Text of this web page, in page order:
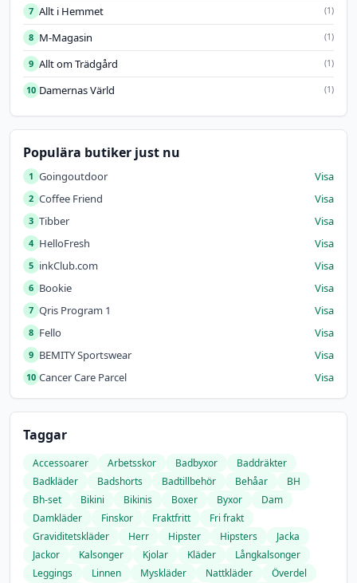
7 Allt i Hemmet (1)
8 M-Magasin (1)
9 Allt om Trädgård (1)
10 Damernas Värld (1)
Populära butiker just nu
1 Goingoutdoor Visa
2 Coffee Friend Visa
3 Tibber Visa
4 HelloFresh Visa
5 inkClub.com Visa
6 Bookie Visa
7 Qris Program 1 Visa
8 Fello Visa
9 BEMITY Sportswear Visa
10 Cancer Care Parcel Visa
Taggar
Accessoarer Arbetsskor Badbyxor
Baddräkter
Badkläder
Badshorts Badtillbehör Behåar
BH
Bh-set
Bikini Bikinis Boxer Byxor
Dam
Damkläder
Finskor Fraktfritt
Fri frakt
Graviditetskläder
Herr Hipster Hipsters
Jacka
Jackor
Kalsonger Kjolar Kläder
Långkalsonger
Leggings
Linnen Myskläder Nattkläder
Överdel